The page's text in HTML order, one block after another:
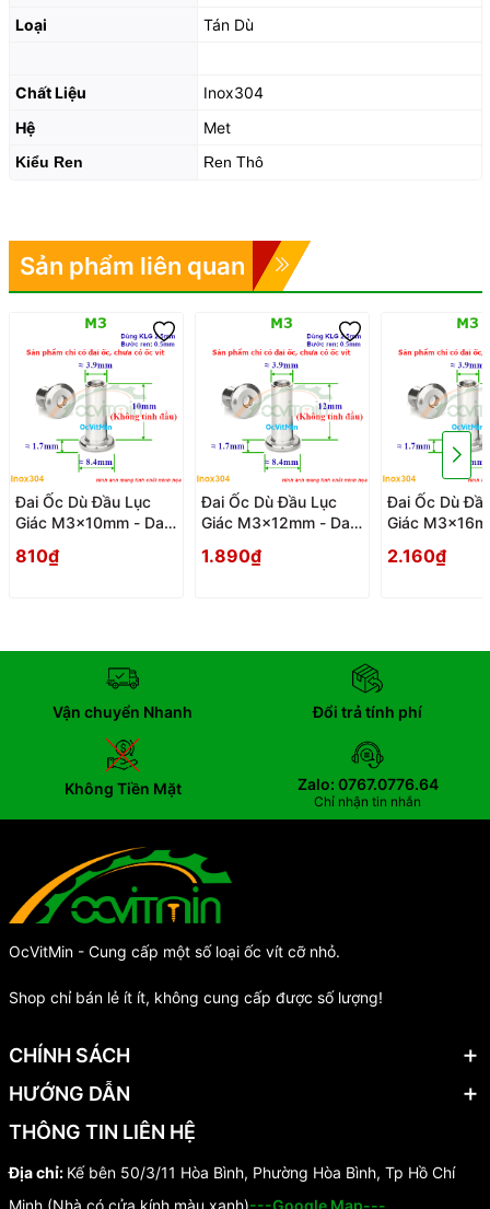
Loại
Tán Dù
Chất Liệu
Inox304
Hệ
Met
Kiểu Ren Ren Thô
Sản phẩm liên quan
Đai Ốc Dù Đầu Lục
Giác M3x10mm - Dai
Luc Giac
810₫
Đai Ốc Dù Đầu Lục
Giác M3x12mm - Dai
Luc Giac
1.890₫
Đai Ốc Dù
Giác
Luc Giac
2.160₫
Vận chuyển Nhanh Đổi trả tính phí
Không Tiền Mặt Zalo: 0767.0776.64
Chỉ nhận tin nhắn
OcVitMin - Cung cấp một số loại ốc vít cỡ nhỏ.
Shop chỉ bán lẻ ít ít, không cung cấp được số lượng!
CHÍNH SÁCH
HƯỚNG DẪN
THÔNG TIN LIÊN HỆ
Địa chỉ: Kế bên 50/3/11 Hòa Bình, Phường Hòa Bình, Tp Hồ Chí